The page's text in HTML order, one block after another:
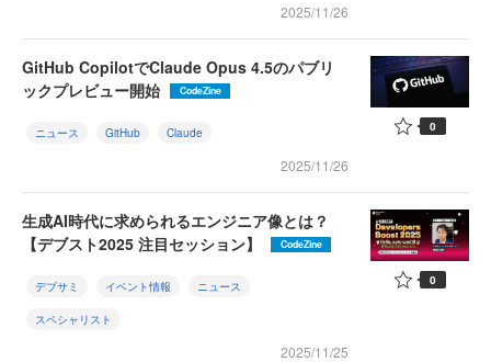
2025/11/26
GitHub CopilotでClaude Opus 4.5のパブリ
ックプレビュー開始
CodeZine
ニュース GitHub Claude
2025/11/26
0
生成AI時代に求められるエンジニア像とは？
【デブスト2025 注目セッション】
CodeZine
デブサミ イベント情報 ニュース
スペシャリスト
2025/11/25
0